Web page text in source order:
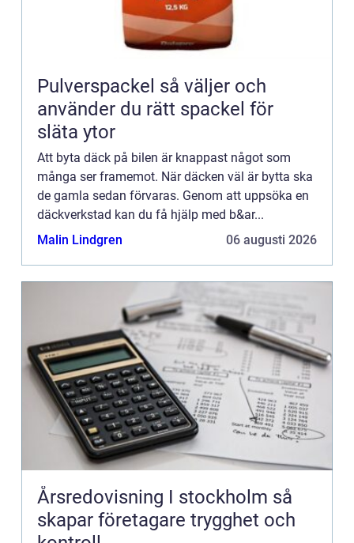
Pulverspackel så väljer och
använder du rätt spackel för
släta ytor
Att byta däck på bilen är knappast något som
många ser framemot. När däcken väl är bytta ska
de gamla sedan förvaras. Genom att uppsöka en
däckverkstad kan du få hjälp med b&ar...
Malin Lindgren
06 augusti 2026
Årsredovisning I stockholm så
skapar företagare trygghet och